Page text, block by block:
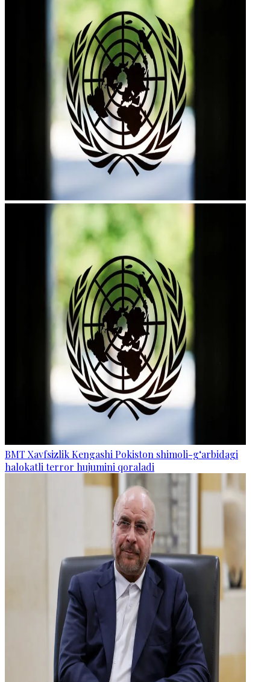
BMT Xavfsizlik Kengashi Pokiston shimoli-g‘arbidagi
halokatli terror hujumini qoraladi